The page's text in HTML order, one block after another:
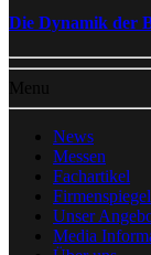
Die Dynamik der
Menu
News
Messen
Fachartikel
Firmenspiegel
Unser
Media